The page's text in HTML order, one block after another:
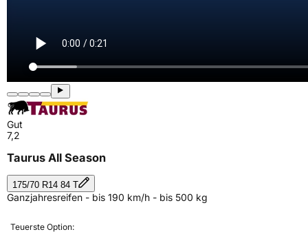
Gut
7,2
Taurus All Season
175/70 R14 84 T
Ganzjahresreifen - bis 190 km/h - bis 500 kg
Teuerste Option: